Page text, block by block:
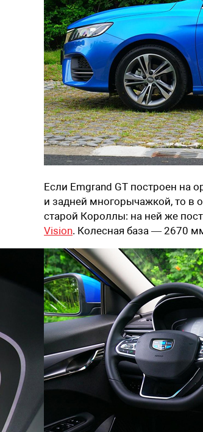
Если Emgrand GT построен на
и задней многорычажкой, то в
старой Короллы: на ней же
Vision. Колесная база — 2670